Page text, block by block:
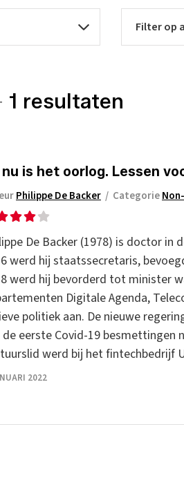
1 resultaten
nu is het oorlog. Lessen
Philippe De Backer / Categorie
De Backer (1978) is doctor in
werd hij staatssecretaris,
werd hij bevorderd tot minister
Digitale Agenda,
politiek aan. De nieuwe
de eerste Covid-19 besmettingen
werd bij het fintechbedrijf
2022